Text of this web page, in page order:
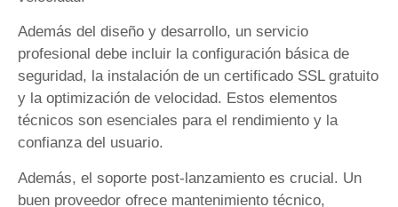
Además del diseño y desarrollo, un servicio
profesional debe incluir la configuración básica de
seguridad, la instalación de un certificado SSL gratuito
y la optimización de velocidad. Estos elementos
técnicos son esenciales para el rendimiento y la
confianza del usuario.
Además, el soporte post-lanzamiento es crucial. Un
buen proveedor ofrece mantenimiento técnico,